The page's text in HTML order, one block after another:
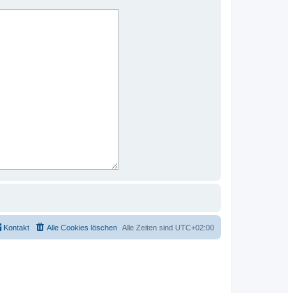
Alle Zeiten sind UTC+02:00
Alle Cookies löschen
Kontakt